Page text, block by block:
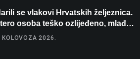
se vlakovi Hrvatskih željeznica.
osoba teško ozlijeđeno, mlađa
na intenzivnoj
KOLOVOZA 2026.